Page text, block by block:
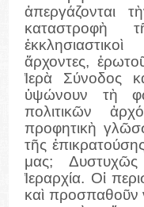
ἀπεργάζονται
καταστροφὴ
ἐκκλησιαστικοὶ
ἄρχοντες,
̔Ιερὰ Σύνοδος
ὑψώνουν τὴ
πολιτικῶν
προφητικὴ
τῆς
μας; Δυστυχῶς
̔Ιεραρχία. Οἱ
καὶ προσπαθοῦν